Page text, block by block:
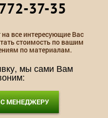
37-35
все интересующие Вас
стоимость по вашим
по материалам.
мы сами Вам
МЕНЕДЖЕРУ